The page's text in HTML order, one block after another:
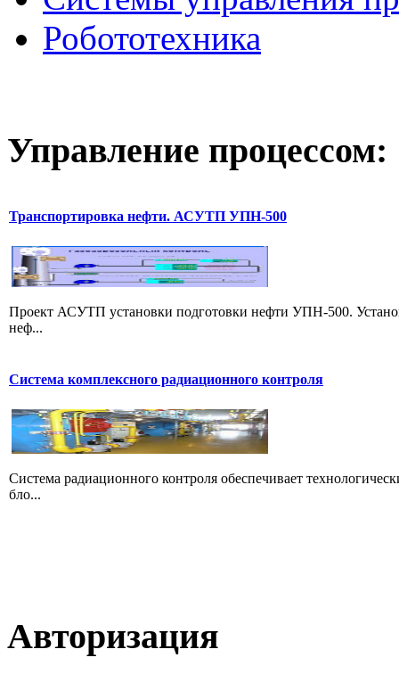
Робототехника
Управление процессом:
Транспортировка нефти. АСУТП УПН-500
Проект АСУТП установки подготовки нефти УПН-500.
неф...
Система комплексного радиационного контроля
Система радиационного контроля обеспечивает
бло...
Авторизация